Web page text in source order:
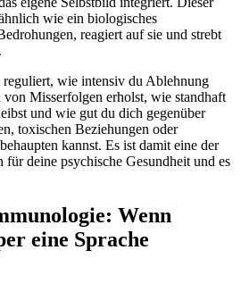
wie ein biologisches
reagiert auf sie und strebt
reguliert, wie intensiv du Ablehnung
Misserfolgen erholst, wie standhaft
und wie gut du dich gegenüber
toxischen Beziehungen oder
kannst. Es ist damit eine der
für deine psychische Gesundheit und es
Wenn
eine Sprache